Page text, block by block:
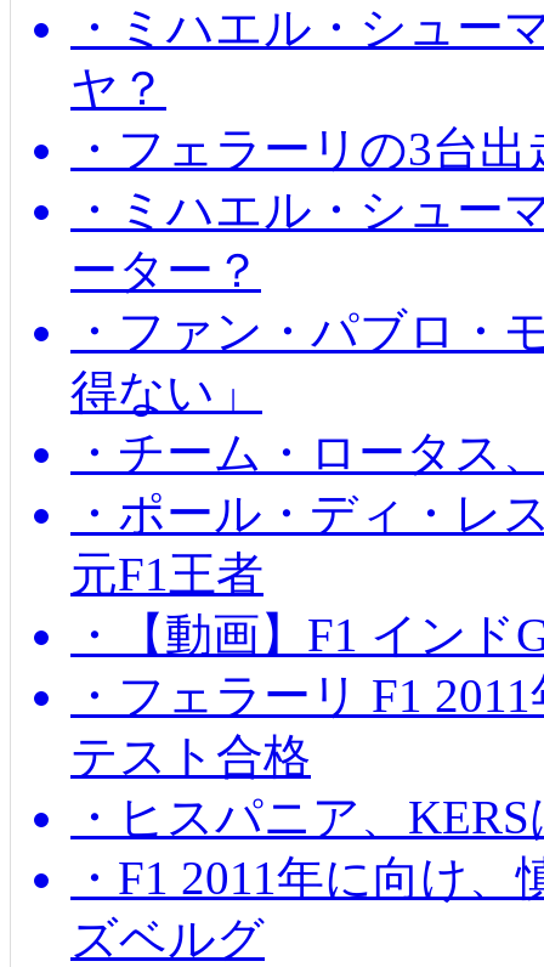
・ミハエル・シュー
ヤ？
・フェラーリの3台
・ミハエル・シュー
ーター？
・ファン・パブロ・
得ない」
・チーム・ロータス
・ポール・ディ・レ
元F1王者
・【動画】F1 イン
・フェラーリ F1
テスト合格
・ヒスパニア、
・F1 2011年に向け
ズベルグ